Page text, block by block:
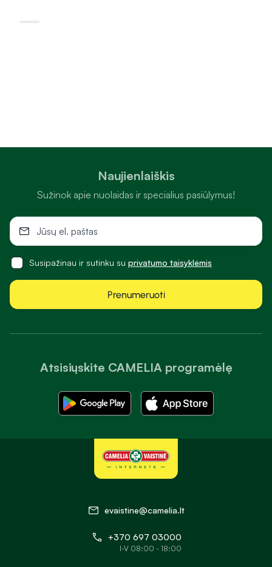
Atsisiųskite CAMELIA programėlę
Naujienlaiškis
Sužinok apie nuolaidas ir specialius pasiūlymus!
Susipažinau ir sutinku su privatumo taisyklėmis
Prenumeruoti
evaistine@camelia.lt
+370 697 03000
I-V 08:00 - 18:00